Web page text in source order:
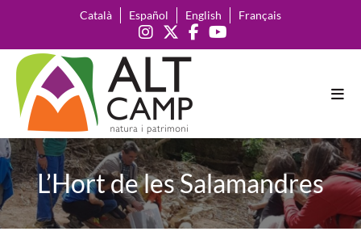
Català Español English Français
L’Hort de les Salamandres